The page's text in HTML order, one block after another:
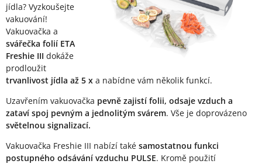
jídla? Vyzkoušejte
vakuování!
Vakuovačka a
svářečka folií ETA
Freshie III dokáže
prodloužit
trvanlivost jídla až 5 x a nabídne vám několik funkcí.
Uzavřením vakuovačka pevně zajistí folii, odsaje vzduch a
zataví spoj pevným a jednolitým svárem. Vše je doprovázeno
světelnou signalizací.
Vakuovačka Freshie III nabízí také samostatnou funkci
postupného odsávání vzduchu PULSE. Kromě použití